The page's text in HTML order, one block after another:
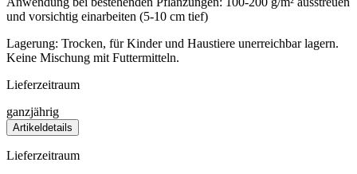
und vorsichtig einarbeiten (5-10 cm tief)
Lagerung: Trocken, für Kinder und Haustiere unerreichbar lagern.
Keine Mischung mit Futtermitteln.
Lieferzeitraum
ganzjährig
Artikeldetails
Lieferzeitraum